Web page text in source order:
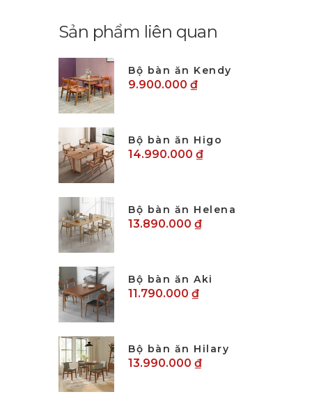
Sản phẩm liên quan
Bộ bàn ăn Kendy
9.900.000 ₫
Bộ bàn ăn Higo
14.990.000 ₫
Bộ bàn ăn Helena
13.890.000 ₫
Bộ bàn ăn Aki
11.790.000 ₫
Bộ bàn ăn Hilary
13.990.000 ₫